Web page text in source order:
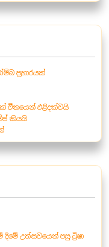
ප්‍රහාරයක්
චීනයෙන් එළිදක්වයි
කියයි
උත්සවයෙන් පසු ට්‍රිෂා